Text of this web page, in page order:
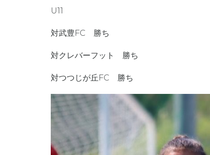
U11
対武豊FC 勝ち
対クレバーフット 勝ち
対つつじが丘FC 勝ち